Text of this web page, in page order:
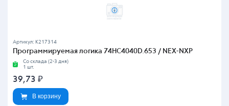
Артикул: K217314
Программируемая логика 74HC4040D.653 / NEX-NXP
Со склада (2-3 дня)
1 шт.
39,73 ₽
В корзину